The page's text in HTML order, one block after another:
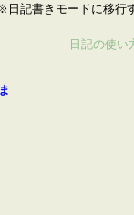
日記書きモードに移行
日記の使い